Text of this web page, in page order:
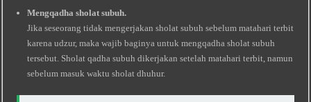
Mengqadha sholat subuh.
Jika seseorang tidak mengerjakan sholat subuh sebelum matahari terbit
karena udzur, maka wajib baginya untuk mengqadha sholat subuh
tersebut. Sholat qadha subuh dikerjakan setelah matahari terbit, namun
sebelum masuk waktu sholat dhuhur.